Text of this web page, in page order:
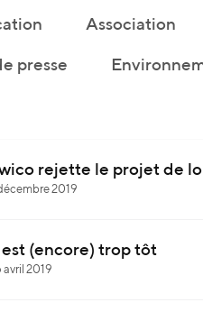
Association
presse
2019
rejette le projet de
avril 2019
est (encore) trop tôt